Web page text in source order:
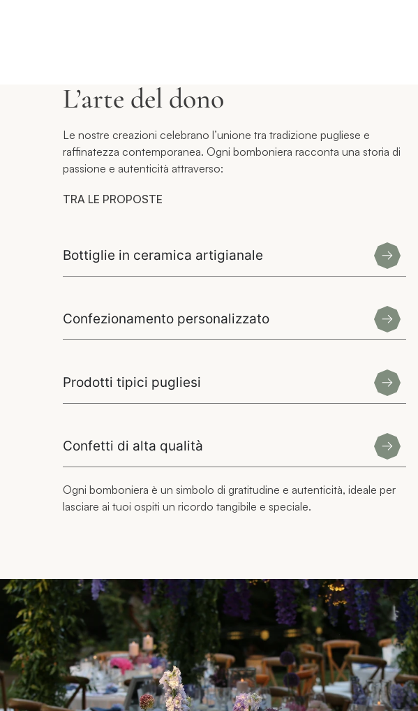
L’arte del dono
Le nostre creazioni celebrano l’unione tra tradizione pugliese e
raffinatezza contemporanea. Ogni bomboniera racconta una storia di
passione e autenticità attraverso:
TRA LE PROPOSTE
Bottiglie in ceramica artigianale
Confezionamento personalizzato
Prodotti tipici pugliesi
Confetti di alta qualità
Ogni bomboniera è un simbolo di gratitudine e autenticità, ideale per
lasciare ai tuoi ospiti un ricordo tangibile e speciale.